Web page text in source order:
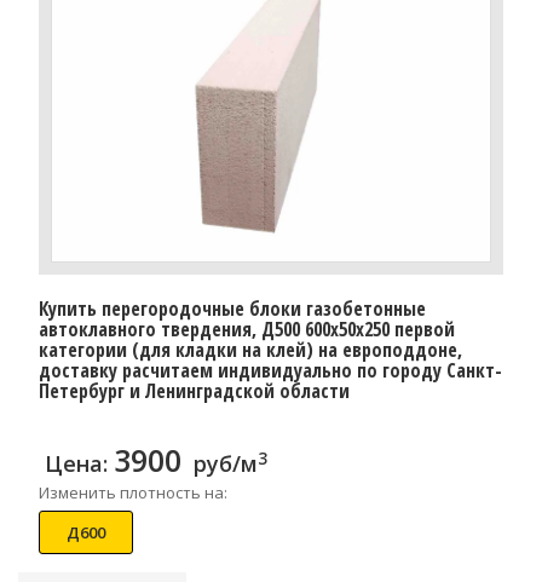
Купить перегородочные блоки газобетонные
автоклавного твердения, Д500 600x50x250 первой
категории (для кладки на клей) на европоддоне,
доставку расчитаем индивидуально по городу Санкт-
Петербург и Ленинградской области
Цена: 3900 руб/м3
Изменить плотность на:
Д600